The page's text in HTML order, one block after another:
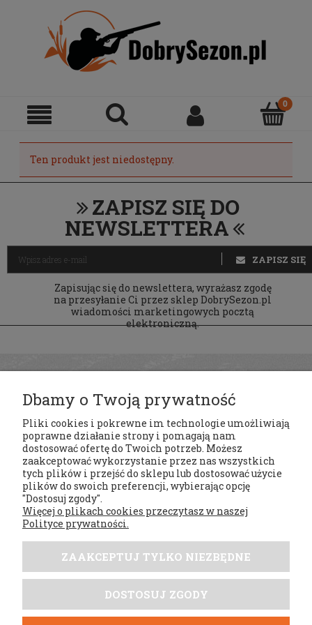
Ten produkt jest niedostępny.
ZAPISZ SIĘ DO
NEWSLETTERA
Zapisując się do newslettera, wyrażasz zgodę
na przesyłanie Ci przez sklep DobrySezon.pl
wiadomości marketingowych pocztą
elektroniczną.
ZAPISZ SIĘ
Regulaminy
Moje konto
Płatności i dostawa
Tabele rozmiarów
DobrySezon.pl
Dbamy o Twoją prywatność
Pliki cookies i pokrewne im technologie umożliwiają
poprawne działanie strony i pomagają nam
dostosować ofertę do Twoich potrzeb. Możesz
zaakceptować wykorzystanie przez nas wszystkich
tych plików i przejść do sklepu lub dostosować użycie
plików do swoich preferencji, wybierając opcję
"Dostosuj zgody".
Więcej o plikach cookies przeczytasz w naszej
Polityce prywatności.
ZAAKCEPTUJ TYLKO NIEZBĘDNE
DOSTOSUJ ZGODY